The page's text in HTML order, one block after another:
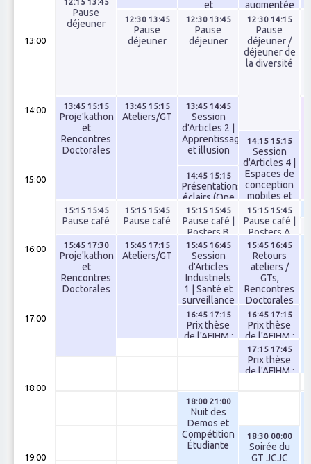
et
modélisation
augmentée
Pause
déjeuner
12:30 13:45
Pause
déjeuner
12:30 13:45
Pause
déjeuner
12:30 14:15
Pause
déjeuner /
déjeuner de
la diversité
13:00
13:45 15:15
Proje'kathon
et
Rencontres
Doctorales
13:45 15:15
Ateliers/GT
13:45 14:45
Session
d'Articles 2 |
Apprentissage
et illusion
14:00
14:15 15:15
Session
d'Articles 4 |
Espaces de
conception
mobiles et
experte
14:45 15:15
Présentations
éclairs (One
Minute
Madness)
15:00
15:15 15:45
Pause café
15:15 15:45
Pause café
15:15 15:45
Pause café |
Posters B
15:15 15:45
Pause café |
Posters A
15:45 17:30
Proje'kathon
et
Rencontres
Doctorales
15:45 17:15
Ateliers/GT
15:45 16:45
Session
d'Articles
Industriels
1 | Santé et
surveillance
15:45 16:45
Retours
ateliers /
GTs,
Rencontres
Doctorales
et
Proje'kathon
16:00
16:45 17:15
Prix thèse
de l'AFIHM :
16:45 17:15
Prix thèse
de l'AFIHM :
Lijie Yao
17:00
17:15 17:45
Prix thèse
de l'AFIHM :
18:00
18:00 21:00
Nuit des
Demos et
Compétition
Étudiante
18:30 00:00
Soirée du
GT JCJC
19:00